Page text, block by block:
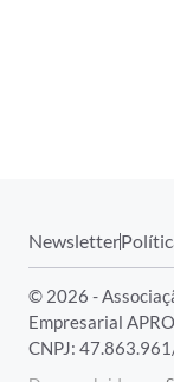
Newsletter
© 2026 -
Empresarial
CNPJ: